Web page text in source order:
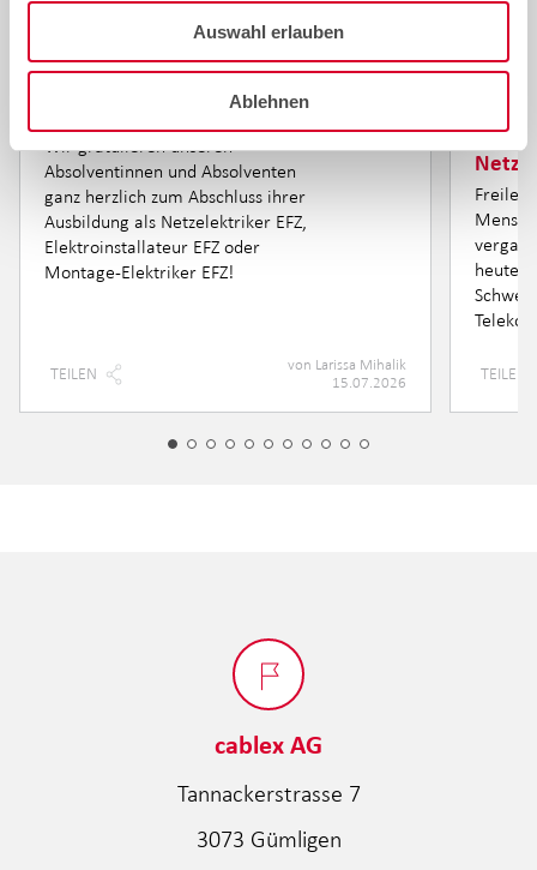
Auswahl erlauben
Ablehnen
Herzliche Gratulation zum
Wir gratulieren unseren
Absolventinnen und Absolventen
ganz herzlich zum Abschluss ihrer
Ausbildung als Netzelektriker EFZ,
Elektroinstallateur EFZ oder
Montage-Elektriker EFZ!
TEILEN von Larissa Mihalik
15.07.2026
heute
TEILEN
cablex AG
Tannackerstrasse 7
3073 Gümligen